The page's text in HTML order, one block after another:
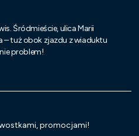
Śródmieście, ulica Marii
– tuż obok zjazdu z wiaduktu
problem!
promocjami!